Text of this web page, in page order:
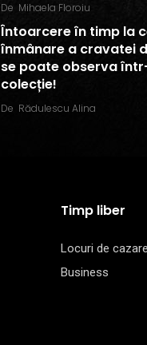
De Mihaela Floroiu
Întoarcere în timp la
înmânare a cravatei
se poate observa
colecție!
De Rădulescu Alina
Timp liber
Locuri de cazare
Business